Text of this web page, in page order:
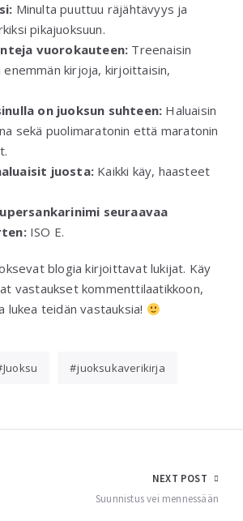
Minulta puuttuu räjähtävyys ja
pikajuoksuun.
vuorokauteen: Treenaisin
enemmän kirjoja, kirjoittaisin,
on juoksun suhteen: Haluaisin
sekä puolimaratonin että maratonin
juosta: Kaikki käy, haasteet
seuraavaa
ISO E.
blogia kirjoittavat lukijat. Käy
vastaukset kommenttilaatikkoon,
lukea teidän vastauksia!
Juoksu juoksukaverikirja
NEXT POST
Suunnistus vei mennessään